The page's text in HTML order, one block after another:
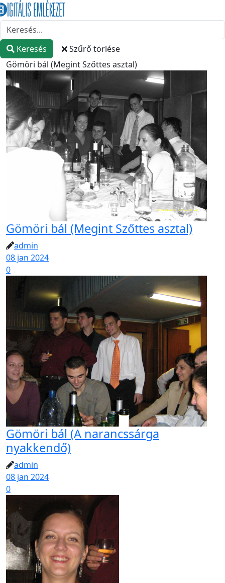
Keresés
Szűrő törlése
Gömöri bál (Megint Szőttes asztal)
Gömöri bál (Megint Szőttes asztal)
admin
08 jan 2024
0
Gömöri bál (A narancssárga
nyakkendő)
admin
08 jan 2024
0